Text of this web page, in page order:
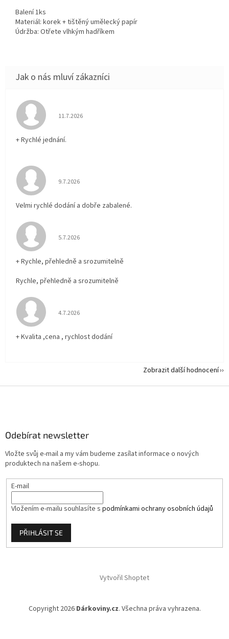
Balení 1ks
Materiál: korek + tištěný umělecký papír
Údržba: Otřete vlhkým hadříkem
Hodnocení obchodu je 5 z 5 hvězdiček.
11.7.2026
+ Rychlé jednání.
Hodnocení obchodu je 5 z 5 hvězdiček.
9.7.2026
Velmi rychlé dodání a dobře zabalené.
Hodnocení obchodu je 5 z 5 hvězdiček.
5.7.2026
+ Rychle, přehledně a srozumitelně
Rychle, přehledně a srozumitelně
Hodnocení obchodu je 5 z 5 hvězdiček.
4.7.2026
+ Kvalita ,cena , rychlost dodání
Zobrazit další hodnocení
Odebírat newsletter
Vložte svůj e-mail a my vám budeme zasílat informace o nových
produktech na našem e-shopu.
E-mail
Vložením e-mailu souhlasíte s podmínkami ochrany osobních údajů
PŘIHLÁSIT SE
Vytvořil Shoptet
Copyright 2026 Dárkoviny.cz. Všechna práva vyhrazena.